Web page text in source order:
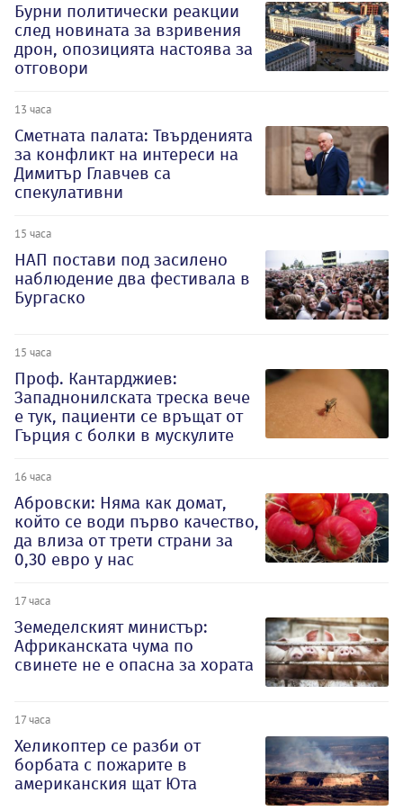
Бурни политически реакции
след новината за взривения
дрон, опозицията настоява за
отговори
13 часа
Сметната палата: Твърденията
за конфликт на интереси на
Димитър Главчев са
спекулативни
15 часа
НАП постави под засилено
наблюдение два фестивала в
Бургаско
15 часа
Проф. Кантарджиев:
Западнонилската треска вече
е тук, пациенти се връщат от
Гърция с болки в мускулите
16 часа
Абровски: Няма как домат,
който се води първо качество,
да влиза от трети страни за
0,30 евро у нас
17 часа
Земеделският министър:
Африканската чума по
свинете не е опасна за хората
17 часа
Хеликоптер се разби от
борбата с пожарите в
американския щат Юта